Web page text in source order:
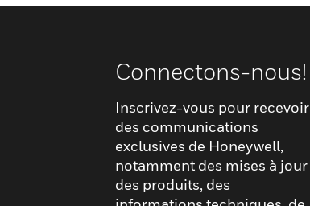
Connectons-nous!
Inscrivez-vous pour recevoir
des communications
exclusives de Honeywell,
notamment des mises à jour
des produits, des